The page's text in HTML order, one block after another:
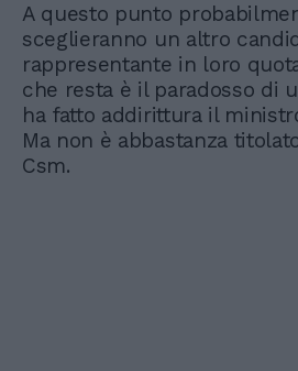
A questo punto
sceglieranno un altro
rappresentante in loro
che resta è il paradosso di
ha fatto addirittura il
Ma non è abbastanza
Csm.